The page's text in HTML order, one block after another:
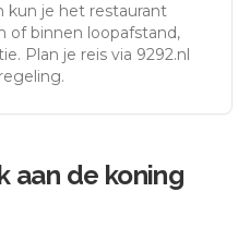
kun je het restaurant
of binnen loopafstand,
Plan je reis via 9292.nl
aan de koning